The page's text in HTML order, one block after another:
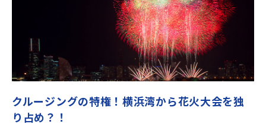
クルージングの特権！横浜湾から花火大会を独
り占め？！